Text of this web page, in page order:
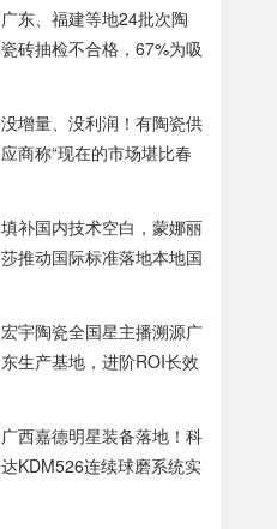
广东、福建等地24批次陶
瓷砖抽检不合格，67%为吸
没增量、没利润！有陶瓷供
应商称“现在的市场堪比春
填补国内技术空白，蒙娜丽
莎推动国际标准落地本地国
宏宇陶瓷全国星主播溯源广
东生产基地，进阶ROI长效
广西嘉德明星装备落地！科
达KDM526连续球磨系统实